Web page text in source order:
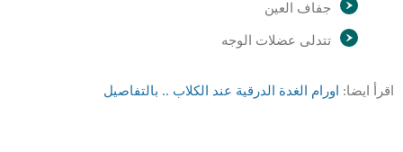
جفاف العين
تتدلى عضلات الوجه
اقرأ ايضا: اورام الغدة الدرقية عند الكلاب .. بالتفاصيل